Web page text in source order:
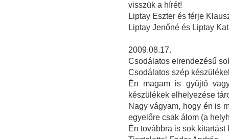
visszük a hírét!
Liptay Eszter és férje
Liptay Jenőné és Liptay
2009.08.17.
Csodálatos elrendezésű
Csodálatos szép
Én magam is gyűjtő
készülékek elhelyezése
Nagy vágyam, hogy én is
egyelőre csak álom (a
Én továbbra is sok